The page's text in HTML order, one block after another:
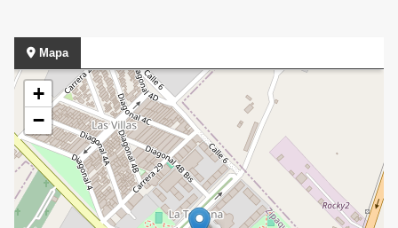
Mapa
+
−